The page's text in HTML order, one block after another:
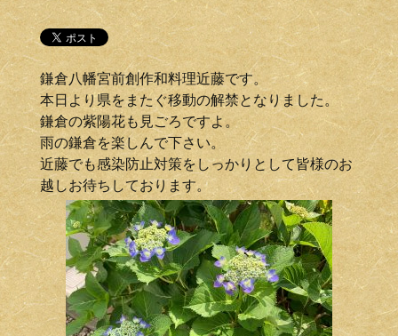
鎌倉八幡宮前創作和料理近藤です。
本日より県をまたぐ移動の解禁となりました。
鎌倉の紫陽花も見ごろですよ。
雨の鎌倉を楽しんで下さい。
近藤でも感染防止対策をしっかりとして皆様のお
越しお待ちしております。